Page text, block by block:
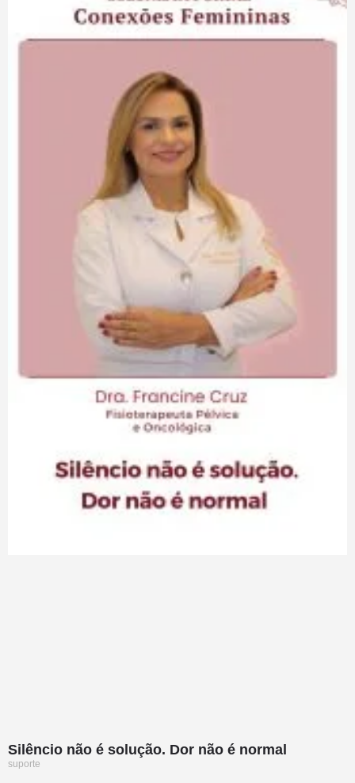
Silêncio não é solução. Dor não é normal
suporte